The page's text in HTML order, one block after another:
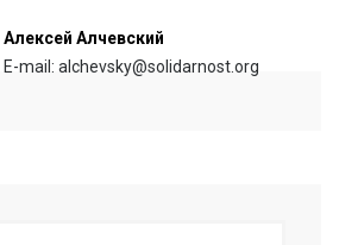
Алексей Алчевский
E-mail: alchevsky@solidarnost.org